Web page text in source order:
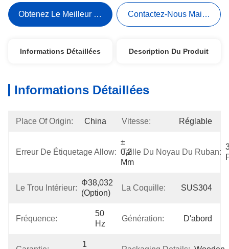
Obtenez Le Meilleur Prix Contactez-Nous Maintenant
Informations Détaillées Description Du Produit
Informations Détaillées
Place Of Origin: China Vitesse: Réglable
Erreur De Étiquetage Allow:
±
0,2
Mm
Taille Du Noyau Du Ruban:
Le Trou Intérieur:
Φ38,032
(option)
La Coquille: SUS304
Fréquence:
50
Hz
Génération: D'abord
1